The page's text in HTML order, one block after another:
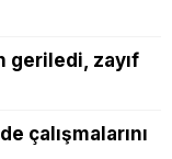
geriledi, zayıf
çalışmalarını